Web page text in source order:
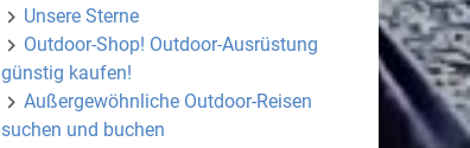
Unsere Sterne
Outdoor-Shop! Outdoor-Ausrüstung
günstig kaufen!
Außergewöhnliche Outdoor-Reisen
suchen und buchen